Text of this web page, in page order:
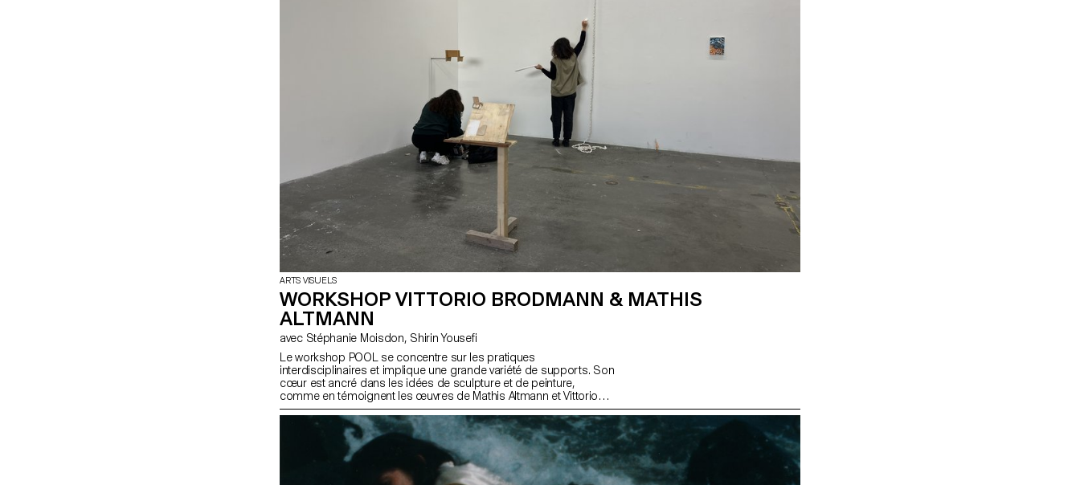
ARTS VISUELS
WORKSHOP VITTORIO BRODMANN & MATHIS
ALTMANN
avec Stéphanie Moisdon, Shirin Yousefi
Le workshop POOL se concentre sur les pratiques
interdisciplinaires et implique une grande variété de supports. Son
cœur est ancré dans les idées de sculpture et de peinture,
comme en témoignent les œuvres de Mathis Altmann et Vittorio
Brodmann. Les deux artistes explorent des techniques permettant
d'intégrer des structures narratives, mettant en évidence des
éléments figuratifs tout en étudiant comment l'abstraction peut
conduire à la distorsion, au grotesque et au fantastique.